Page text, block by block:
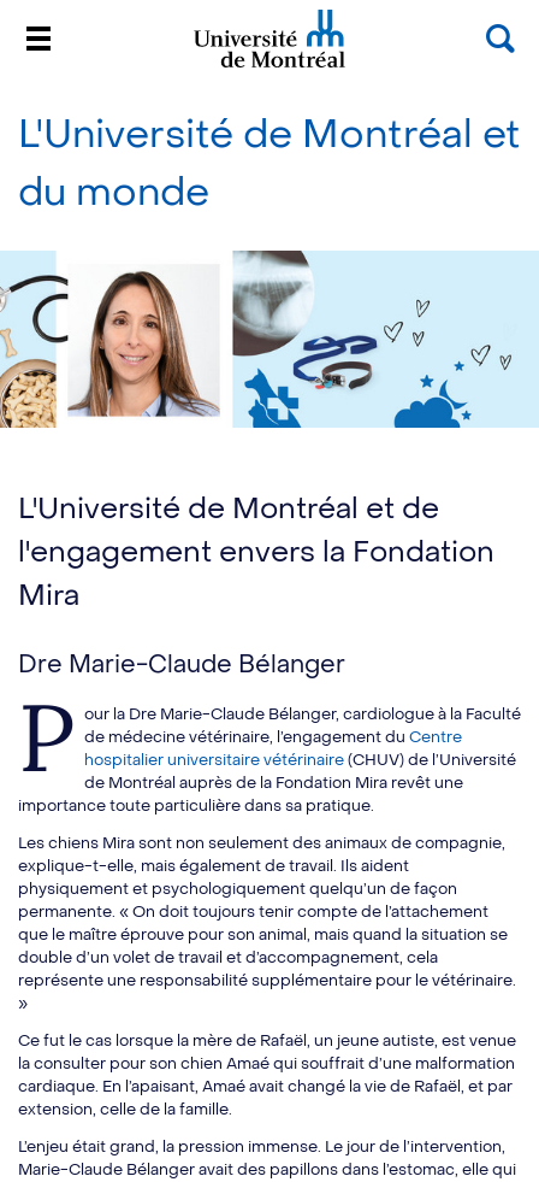
contenu
L'Université de Montréal et
du monde
L'Université de Montréal et de
l'engagement envers la Fondation
Mira
Dre Marie-Claude Bélanger
P our la Dre Marie-Claude Bélanger, cardiologue à la Faculté
de médecine vétérinaire, l’engagement du Centre
hospitalier universitaire vétérinaire(CHUV) de l’Université
de Montréal auprès de la Fondation Mira revêt une
importance toute particulière dans sa pratique.
Les chiens Mira sont non seulement des animaux de compagnie,
explique-t-elle, mais également de travail. Ils aident
physiquement et psychologiquement quelqu’un de façon
permanente. « On doit toujours tenir compte de l’attachement
que le maître éprouve pour son animal, mais quand la situation se
double d’un volet de travail et d’accompagnement, cela
représente une responsabilité supplémentaire pour le vétérinaire.
»
Ce fut le cas lorsque la mère de Rafaël, un jeune autiste, est venue
la consulter pour son chien Amaé qui souffrait d’une malformation
cardiaque. En l’apaisant, Amaé avait changé la vie de Rafaël, et par
extension, celle de la famille.
L’enjeu était grand, la pression immense. Le jour de l’intervention,
Marie-Claude Bélanger avait des papillons dans l’estomac, elle qui